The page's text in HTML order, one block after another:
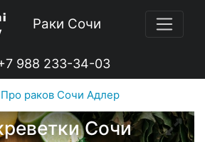
Раки Сочи
988 233-34-03
Про раков Сочи Адлер
Сочи